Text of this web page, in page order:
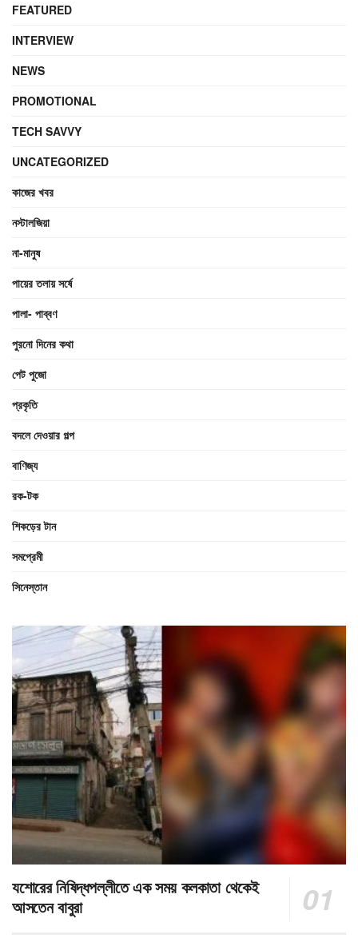
FEATURED
INTERVIEW
NEWS
PROMOTIONAL
TECH SAVVY
UNCATEGORIZED
কাজের খবর
নস্টালজিয়া
না-মানুষ
পায়ের তলায় সর্ষে
পালা- পাব্বণ
পুরনো দিনের কথা
পেট পুজো
প্রকৃতি
বদলে দেওয়ার গল্প
বাণিজ্য
রক-টক
শিকড়ের টান
সমপ্রেমী
সিনেস্তান
যশোরের নিষিদ্ধপল্লীতে এক সময় কলকাতা থেকেই
আসতেন বাবুরা